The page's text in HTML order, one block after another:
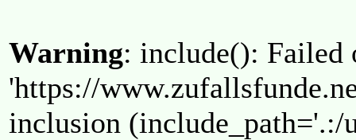
Warning: include(): Failed
'https://
inclusion (include_path='.:/